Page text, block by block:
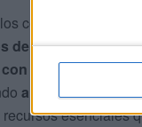
consejeros del
de los cribados
la sanidad
a la consejera
esenciales